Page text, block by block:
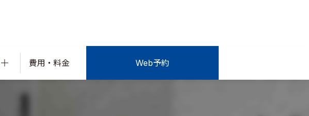
費用・料金 Web予約